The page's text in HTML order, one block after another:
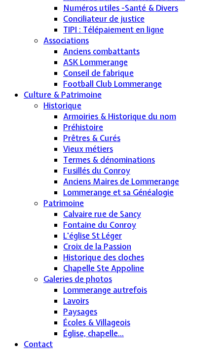
Numéros utiles -Santé & Divers
Conciliateur de justice
TIPI : Télépaiement en ligne
Associations
Anciens combattants
ASK Lommerange
Conseil de fabrique
Football Club Lommerange
Culture & Patrimoine
Historique
Armoiries & Historique du nom
Préhistoire
Prêtres & Curés
Vieux métiers
Termes & dénominations
Fusillés du Conroy
Anciens Maires de Lommerange
Lommerange et sa Généalogie
Patrimoine
Calvaire rue de Sancy
Fontaine du Conroy
L'église St Léger
Croix de la Passion
Historique des cloches
Chapelle Ste Appoline
Galeries de photos
Lommerange autrefois
Lavoirs
Paysages
Écoles & Villageois
Église, chapelle...
Contact